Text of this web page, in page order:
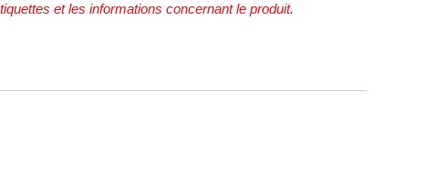
et les informations concernant le produit.